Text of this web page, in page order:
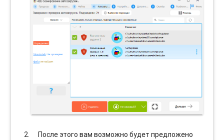
После этого вам возможно будет предложено